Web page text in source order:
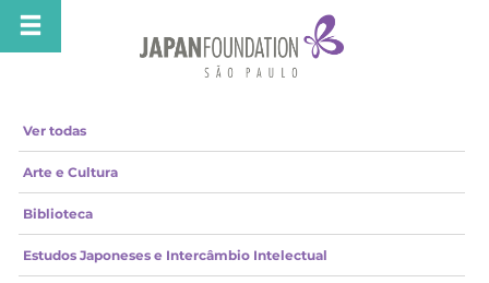
Ver todas
Arte e Cultura
Biblioteca
Estudos Japoneses e Intercâmbio Intelectual